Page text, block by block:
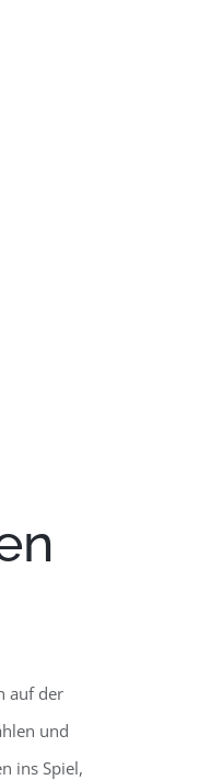
auf der
und
ins Spiel,